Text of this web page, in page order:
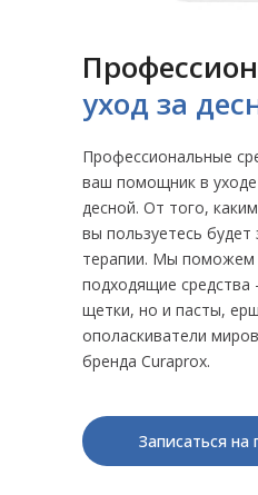
уход за
Профессиональные
ваш помощник в
десной. От того,
вы пользуетесь будет
терапии. Мы поможем
подходящие
щетки, но и пасты,
ополаскиватели
бренда Curaprox.
Записаться